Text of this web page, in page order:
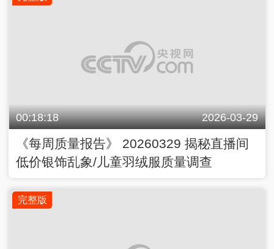
00:18:18 2026-03-29
《每周质量报告》 20260329 揭秘直播间
低价银饰乱象/儿童羽绒服质量调查
完整版